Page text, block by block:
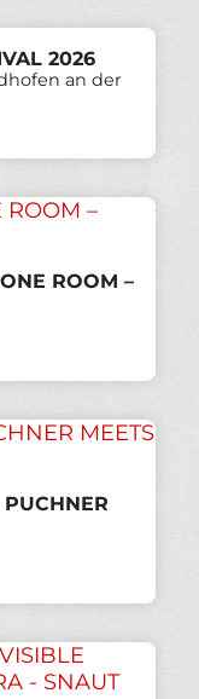
2026
an der
ROOM –
PUCHNER